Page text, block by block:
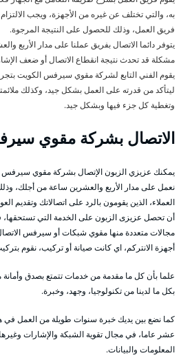
به، والتي تختلف عن غيره من الأجهزة، ويجب
فريق العمل، وذلك للحصول على النتيجة المرجوة.
يتوفر دائما الاتصال بفريق عملنا على مدار الأربع
مشكلة قد تحدث نتيجة انقطاع الاتصال أو ضعف
يقوم الفني التابع لشركة مقوي سيرفس الكويت
ليتأكد من قدرته على العمل بشكل جيد، وكذلك
وتغطية كل جزء فيها وبشكل جيد.
الاتصال بشركة مقوي
يمكنك عزيزي الزبون الإتصال بشركة مقوي
نعمل على مدار الأربع والعشرين ساعة من أجلك،
العملاء، الذين يقومون بالرد على اتصالاتك
أن تحصل عزيزى الزبون على الخدمة التي
مجالات متعددة منها مقوي شبكات أو سيرفس
أجهزة الانتركم، اي كانت صيانة أو تركيب، نقوم
علما بأن كل ما مقدمة من خدمات تتمتع بصدق
بكل ما لدينا من تكنولوجيا، وجهد، وخبرة.
كما نضع بين يديك خبرة سنوات طويلة من العمل في
عشر عاما، في مجال تقوية الشبكة والإشارات
المعلومات والبيانات.